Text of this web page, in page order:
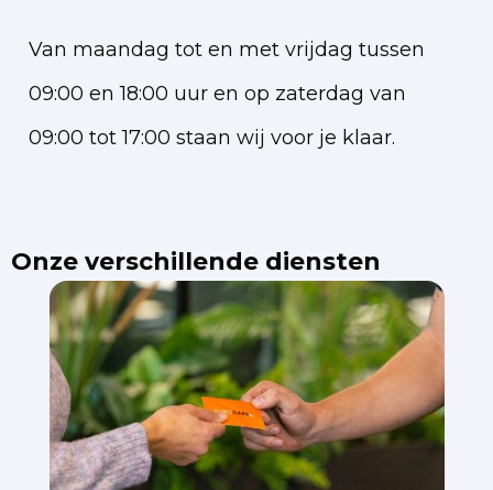
Van maandag tot en met vrijdag tussen
09:00 en 18:00 uur en op zaterdag van
09:00 tot 17:00 staan wij voor je klaar.
Onze verschillende diensten